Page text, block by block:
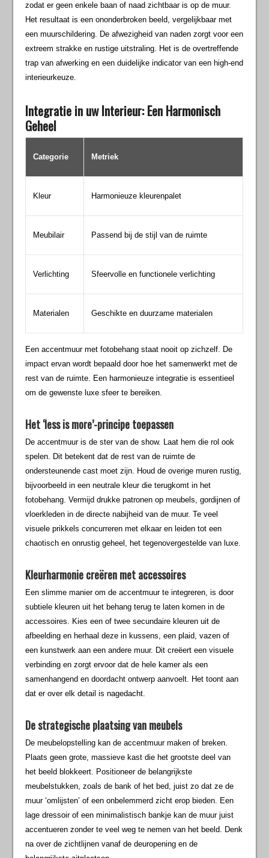
zodat er geen enkele baan of naad zichtbaar is op de muur.
Het resultaat is een ononderbroken beeld, vergelijkbaar met
een muurschildering. De afwezigheid van naden zorgt voor een
extreem strakke en rustige uitstraling. Het is de overtreffende
trap van afwerking en een duidelijke indicator van een high-end
interieurkeuze.
Integratie in uw Interieur: Een Harmonisch
Geheel
Categorie Metriek
Kleur Harmonieuze kleurenpalet
Meubilair Passend bij de stijl van de ruimte
Verlichting Sfeervolle en functionele verlichting
Materialen Geschikte en duurzame materialen
Een accentmuur met fotobehang staat nooit op zichzelf. De
impact ervan wordt bepaald door hoe het samenwerkt met de
rest van de ruimte. Een harmonieuze integratie is essentieel
om de gewenste luxe sfeer te bereiken.
Het ‘less is more’-principe toepassen
De accentmuur is de ster van de show. Laat hem die rol ook
spelen. Dit betekent dat de rest van de ruimte de
ondersteunende cast moet zijn. Houd de overige muren rustig,
bijvoorbeeld in een neutrale kleur die terugkomt in het
fotobehang. Vermijd drukke patronen op meubels, gordijnen of
vloerkleden in de directe nabijheid van de muur. Te veel
visuele prikkels concurreren met elkaar en leiden tot een
chaotisch en onrustig geheel, het tegenovergestelde van luxe.
Kleurharmonie creëren met accessoires
Een slimme manier om de accentmuur te integreren, is door
subtiele kleuren uit het behang terug te laten komen in de
accessoires. Kies een of twee secundaire kleuren uit de
afbeelding en herhaal deze in kussens, een plaid, vazen of
een kunstwerk aan een andere muur. Dit creëert een visuele
verbinding en zorgt ervoor dat de hele kamer als een
samenhangend en doordacht ontwerp aanvoelt. Het toont aan
dat er over elk detail is nagedacht.
De strategische plaatsing van meubels
De meubelopstelling kan de accentmuur maken of breken.
Plaats geen grote, massieve kast die het grootste deel van
het beeld blokkeert. Positioneer de belangrijkste
meubelstukken, zoals de bank of het bed, juist zo dat ze de
muur ‘omlijsten’ of een onbelemmerd zicht erop bieden. Een
lage dressoir of een minimalistisch bankje kan de muur juist
accentueren zonder te veel weg te nemen van het beeld. Denk
na over de zichtlijnen vanaf de deuropening en de